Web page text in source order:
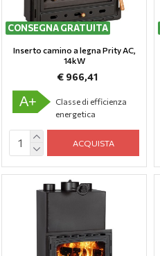
CONSEGNA GRATUITA
Inserto camino a legna Prity AC,
14kW
€ 966,41
A+
Classe di efficienza
energetica
ACQUISTA